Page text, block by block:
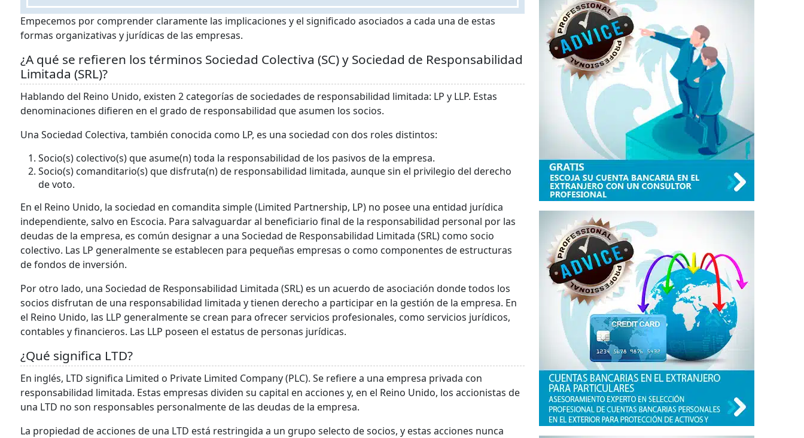
Empecemos por comprender claramente las implicaciones y el significado asociados a cada una de estas
formas organizativas y jurídicas de las empresas.
¿A qué se refieren los términos Sociedad Colectiva (SC) y Sociedad de Responsabilidad
Limitada (SRL)?
Hablando del Reino Unido, existen 2 categorías de sociedades de responsabilidad limitada: LP y LLP. Estas
denominaciones difieren en el grado de responsabilidad que asumen los socios.
Una Sociedad Colectiva, también conocida como LP, es una sociedad con dos roles distintos:
Socio(s) colectivo(s) que asume(n) toda la responsabilidad de los pasivos de la empresa.
Socio(s) comanditario(s) que disfruta(n) de responsabilidad limitada, aunque sin el privilegio del derecho
de voto.
En el Reino Unido, la sociedad en comandita simple (Limited Partnership, LP) no posee una entidad jurídica
independiente, salvo en Escocia. Para salvaguardar al beneficiario final de la responsabilidad personal por las
deudas de la empresa, es común designar a una Sociedad de Responsabilidad Limitada (SRL) como socio
colectivo. Las LP generalmente se establecen para pequeñas empresas o como componentes de estructuras
de fondos de inversión.
Por otro lado, una Sociedad de Responsabilidad Limitada (SRL) es un acuerdo de asociación donde todos los
socios disfrutan de una responsabilidad limitada y tienen derecho a participar en la gestión de la empresa. En
el Reino Unido, las LLP generalmente se crean para ofrecer servicios profesionales, como servicios jurídicos,
contables y financieros. Las LLP poseen el estatus de personas jurídicas.
¿Qué significa LTD?
En inglés, LTD significa Limited o Private Limited Company (PLC). Se refiere a una empresa privada con
responsabilidad limitada. Estas empresas dividen su capital en acciones y, en el Reino Unido, los accionistas de
una LTD no son responsables personalmente de las deudas de la empresa.
La propiedad de acciones de una LTD está restringida a un grupo selecto de socios, y estas acciones nunca